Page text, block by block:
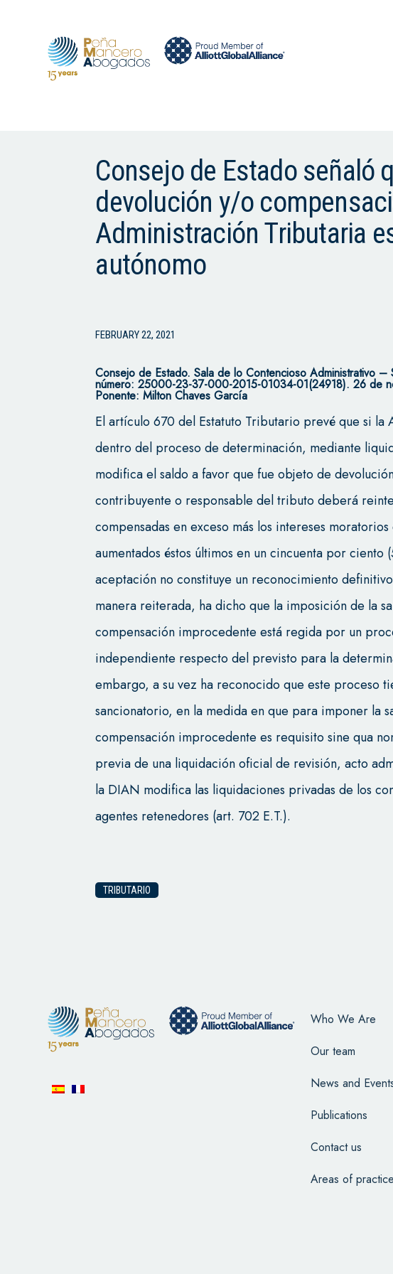
Consejo de Estado señaló
devolución y/o
Administración Tributaria
autónomo
FEBRUARY 22, 2021
Consejo de Estado.Sala de lo Contencioso Administrativo –
número: 25000-23-37-000-2015-01034-01(24918). 26 de
Ponente: Milton Chaves García
El artículo 670 del Estatuto Tributario prevé que si la
dentro del proceso de determinación, mediante
modifica el saldo a favor que fue objeto de
contribuyente o responsable del tributo deberá
compensadas en exceso más los intereses
aumentados éstos últimos en un cincuenta por ciento
aceptación no constituye un reconocimiento
manera reiterada, ha dicho que la imposición de la
compensación improcedente está regida por un
independiente respecto del previsto para la
embargo, a su vez ha reconocido que este proceso
sancionatorio, en la medida en que para imponer la
compensación improcedente es requisito sine qua
previa de una liquidación oficial de revisión, acto
la DIAN modifica las liquidaciones privadas de los
agentes retenedores (art. 702 E.T.).
TRIBUTARIO
Who We Are
Our team
News and
Publications
Contact us
Areas of practice